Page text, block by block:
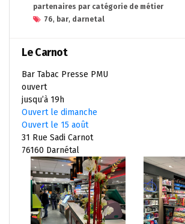
partenaires par catégorie de métier
76, bar, darnetal
Le Carnot
Bar Tabac Presse PMU
ouvert
jusqu’à 19h
Ouvert le dimanche
Ouvert le 15 août
31 Rue Sadi Carnot
76160 Darnétal